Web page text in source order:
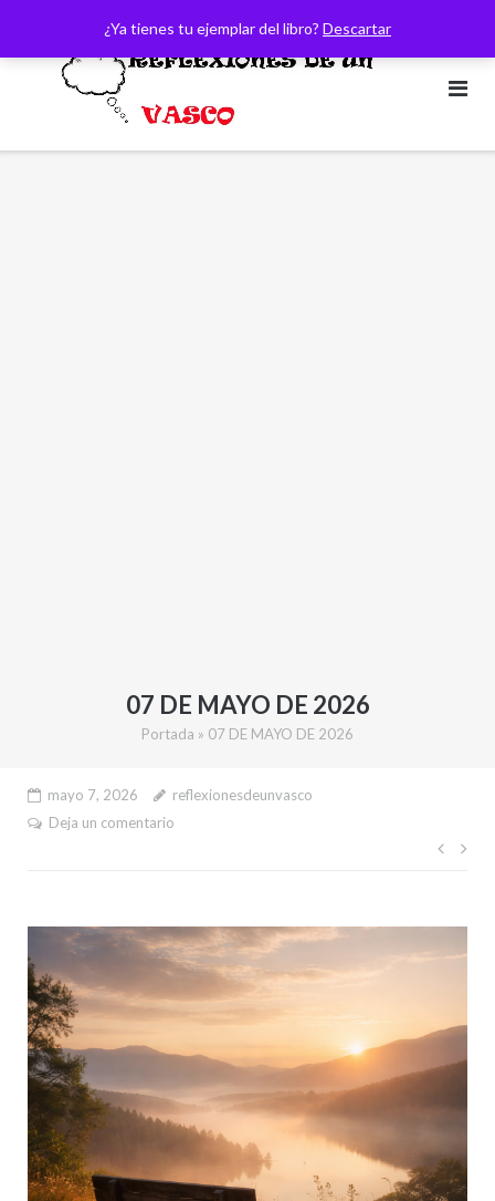
¿Ya tienes tu ejemplar del libro? Descartar
contenido
07 DE MAYO DE 2026
Portada » 07 DE MAYO DE 2026
mayo 7, 2026
reflexionesdeunvasco
Deja un comentario